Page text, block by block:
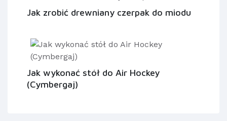
Jak zrobić drewniany czerpak do miodu
Jak wykonać stół do Air Hockey
(Cymbergaj)